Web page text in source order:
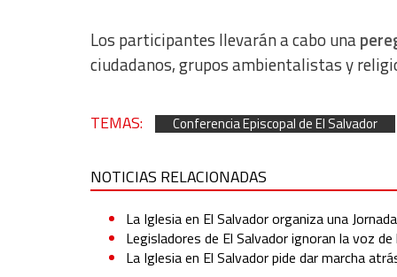
Los participantes llevarán a cabo una
ciudadanos, grupos ambientalistas y
TEMAS: Conferencia Episcopal de El Salvador
NOTICIAS RELACIONADAS
La Iglesia en El Salvador organiza una
Legisladores de El Salvador ignoran la voz
La Iglesia en El Salvador pide dar marcha